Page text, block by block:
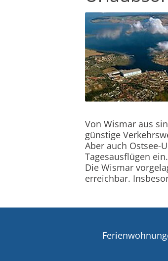
Von Wismar aus
günstige
Aber auch Ostsee-
Tagesausflügen ein.
Die Wismar
erreichbar.